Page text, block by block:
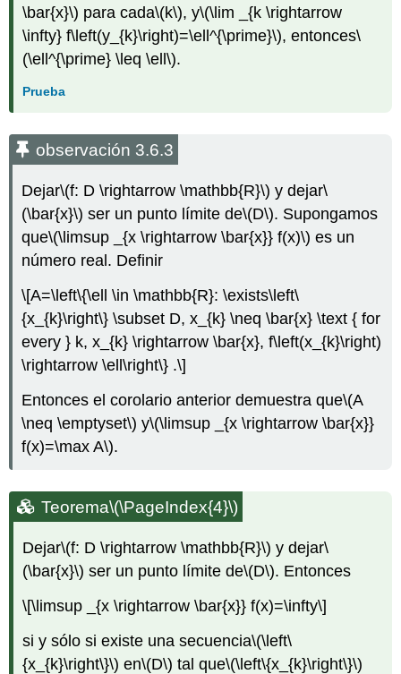
\bar{x}\) para cada\(k\), y\(\lim _{k \rightarrow
\infty} f\left(y_{k}\right)=\ell^{\prime}\), entonces\
(\ell^{\prime} \leq \ell\).
Prueba
observación 3.6.3
Dejar\(f: D \rightarrow \mathbb{R}\) y dejar\
(\bar{x}\) ser un punto límite de\(D\). Supongamos
que\(\limsup _{x \rightarrow \bar{x}} f(x)\) es un
número real. Definir
\[A=\left\{\ell \in \mathbb{R}: \exists\left\
{x_{k}\right\} \subset D, x_{k} \neq \bar{x} \text { for
every } k, x_{k} \rightarrow \bar{x}, f\left(x_{k}\right)
\rightarrow \ell\right\} .\]
Entonces el corolario anterior demuestra que\(A
\neq \emptyset\) y\(\limsup _{x \rightarrow \bar{x}}
f(x)=\max A\).
Teorema\(\PageIndex{4}\)
Dejar\(f: D \rightarrow \mathbb{R}\) y dejar\
(\bar{x}\) ser un punto límite de\(D\). Entonces
\[\limsup _{x \rightarrow \bar{x}} f(x)=\infty\]
si y sólo si existe una secuencia\(\left\
{x_{k}\right\}\) en\(D\) tal que\(\left\{x_{k}\right\}\)